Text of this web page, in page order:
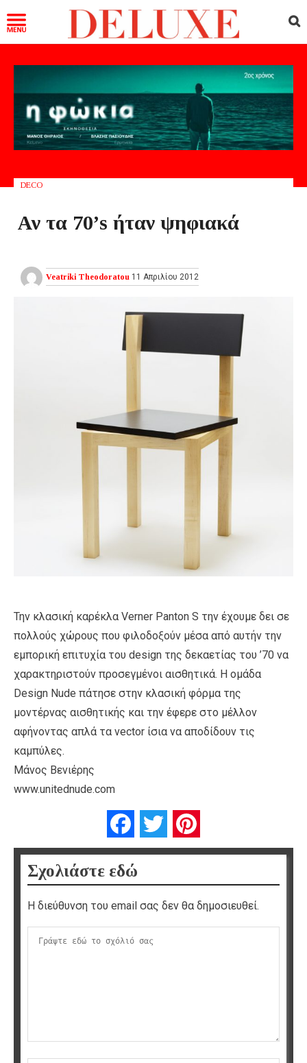
DECO
Αν τα 70’s ήταν ψηφιακά
Veatriki Theodoratou 11 Απριλίου 2012
Την κλασική καρέκλα Verner Panton S την έχουμε δει σε
πολλούς χώρους που φιλοδοξούν μέσα από αυτήν την
εμπορική επιτυχία του design της δεκαετίας του ’70 να
χαρακτηριστούν προσεγμένοι αισθητικά. Η ομάδα
Design Nude πάτησε στην κλασική φόρμα της
μοντέρνας αισθητικής και την έφερε στο μέλλον
αφήνοντας απλά τα vector ίσια να αποδίδουν τις
καμπύλες.
Μάνος Βενιέρης
www.unitednude.com
FacebookTwitter
Σχολιάστε εδώ
Η διεύθυνση του email σας δεν θα δημοσιευθεί.